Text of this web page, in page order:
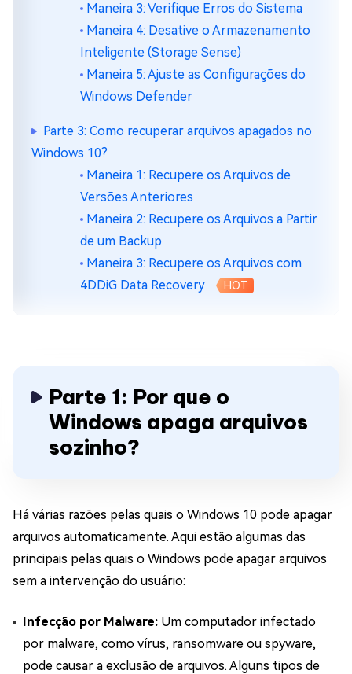
Maneira 3: Verifique Erros do Sistema
Maneira 4: Desative o Armazenamento
Inteligente (Storage Sense)
Maneira 5: Ajuste as Configurações do
Windows Defender
Parte 3: Como recuperar arquivos apagados no
Windows 10?
Maneira 1: Recupere os Arquivos de
Versões Anteriores
Maneira 2: Recupere os Arquivos a Partir
de um Backup
Maneira 3: Recupere os Arquivos com
4DDiG Data Recovery
HOT
Parte 1: Por que o
Windows apaga arquivos
sozinho?
Há várias razões pelas quais o Windows 10 pode apagar
arquivos automaticamente. Aqui estão algumas das
principais pelas quais o Windows pode apagar arquivos
sem a intervenção do usuário:
Infecção por Malware: Um computador infectado
por malware, como vírus, ransomware ou spyware,
pode causar a exclusão de arquivos. Alguns tipos de